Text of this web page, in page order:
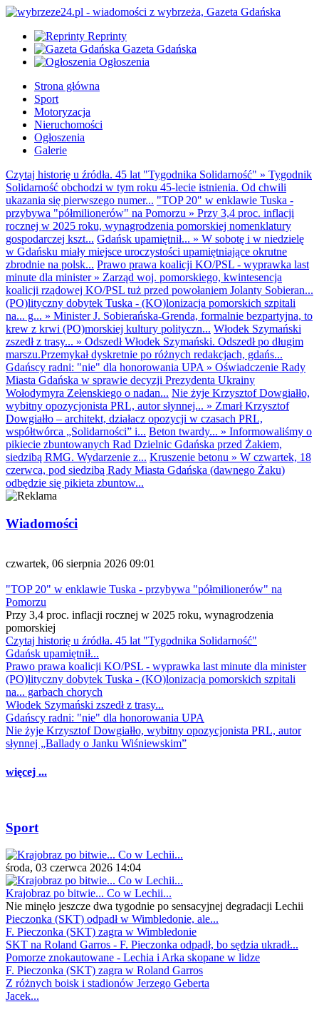
Reprinty
Gazeta Gdańska
Ogłoszenia
Strona główna
Sport
Motoryzacja
Nieruchomości
Ogłoszenia
Galerie
Czytaj historię u źródła. 45 lat "Tygodnika Solidarność" » Tygodnik
Solidarność obchodzi w tym roku 45-lecie istnienia. Od chwili
ukazania się pierwszego numer... "TOP 20" w enklawie Tuska -
przybywa "półmilionerów" na Pomorzu » Przy 3,4 proc. inflacji
rocznej w 2025 roku, wynagrodzenia pomorskiej nomenklatury
gospodarczej kszt... Gdańsk upamiętnił... » W sobotę i w niedzielę
w Gdańsku miały miejsce uroczystości upamiętniające okrutne
zbrodnie na polsk... Prawo prawa koalicji KO/PSL - wyprawka last
minute dla minister» Zarząd woj. pomorskiego, kwintesencja
koalicji rządowej KO/PSL tuż przed powołaniem Jolanty Sobieran...
(PO)lityczny dobytek Tuska - (KO)lonizacja pomorskich szpitali
na... g... » Minister J. Sobierańska-Grenda, formalnie bezpartyjna, to
krew z krwi (PO)morskiej kultury polityczn... Włodek Szymański
zszedł z trasy... » Odszedł Włodek Szymański. Odszedł po długim
marszu.Przemykał dyskretnie po różnych redakcjach, gdańs...
Gdańscy radni: "nie" dla honorowania UPA » Oświadczenie Rady
Miasta Gdańska w sprawie decyzji Prezydenta Ukrainy
Wołodymyra Zełenskiego o nadan... Nie żyje Krzysztof Dowgiałło,
wybitny opozycjonista PRL, autor słynnej... » Zmarł Krzysztof
Dowgiałło – architekt, działacz opozycji w czasach PRL,
współtwórca „Solidarności” i... Beton twardy... » Informowaliśmy o
pikiecie zbuntowanych Rad Dzielnic Gdańska przed Żakiem,
siedzibą RMG. Wydarzenie z... Kruszenie betonu » W czwartek, 18
czerwca, pod siedzibą Rady Miasta Gdańska (dawnego Żaku)
odbędzie się pikieta zbuntow...
Wiadomości
czwartek, 06 sierpnia 2026 09:01
"TOP 20" w enklawie Tuska - przybywa "półmilionerów" na
Pomorzu
Przy 3,4 proc. inflacji rocznej w 2025 roku, wynagrodzenia
pomorskiej
Czytaj historię u źródła. 45 lat "Tygodnika Solidarność"
Gdańsk upamiętnił...
Prawo prawa koalicji KO/PSL - wyprawka last minute dla minister
(PO)lityczny dobytek Tuska - (KO)lonizacja pomorskich szpitali
na... garbach chorych
Włodek Szymański zszedł z trasy...
Gdańscy radni: "nie" dla honorowania UPA
Nie żyje Krzysztof Dowgiałło, wybitny opozycjonista PRL, autor
słynnej „Ballady o Janku Wiśniewskim”
więcej ...
Sport
środa, 03 czerwca 2026 14:04
Krajobraz po bitwie... Co w Lechii...
Nie minęło jeszcze dwa tygodnie po sensacyjnej degradacji Lechii
Pieczonka (SKT) odpadł w Wimbledonie, ale...
F. Pieczonka (SKT) zagra w Wimbledonie
SKT na Roland Garros - F. Pieczonka odpadł, bo sędzia ukradł...
Pomorze znokautowane - Lechia i Arka skopane w lidze
F. Pieczonka (SKT) zagra w Roland Garros
Z różnych boisk i stadionów Jerzego Geberta
Jacek...